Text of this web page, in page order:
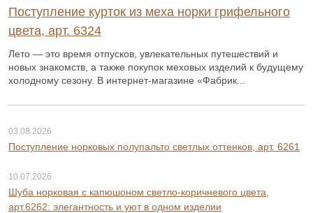
Поступление курток из меха норки грифельного
цвета, арт. 6324
Лето — это время отпусков, увлекательных путешествий и
новых знакомств, а также покупок меховых изделий к будущему
холодному сезону. В интернет-магазине «Фабрик...
03.08.2026
Поступление норковых полупальто светлых оттенков, арт. 6261
10.07.2026
Шуба норковая с капюшоном светло-коричневого цвета,
арт.6262: элегантность и уют в одном изделии